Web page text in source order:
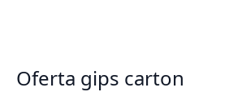
Oferta gips carton